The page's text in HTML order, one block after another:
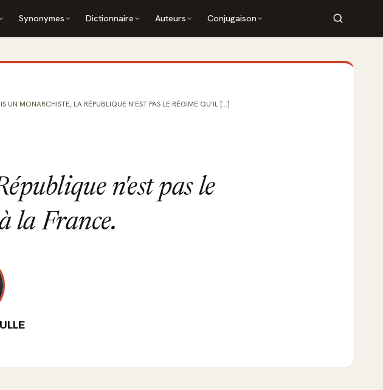
Synonymes Dictionnaire Auteurs Conjugaison
UN MONARCHISTE, LA RÉPUBLIQUE N'EST PAS LE RÉGIME QU'IL [...]
n'est pas le
la France.